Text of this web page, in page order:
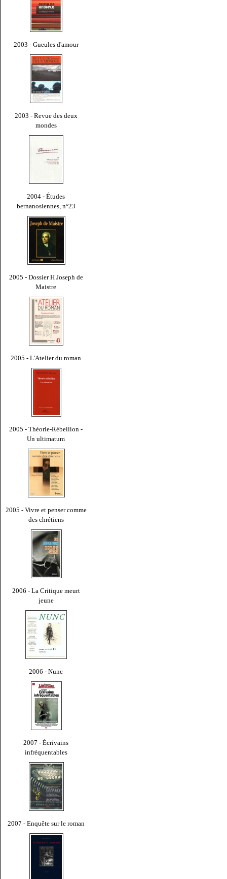
2003 - Gueules d'amour
2003 - Revue des deux
mondes
2004 - Études
bernanosiennes, n°23
2005 - Dossier H Joseph de
Maistre
2005 - L'Atelier du roman
2005 - Théorie-Rébellion -
Un ultimatum
2005 - Vivre et penser comme
des chrétiens
2006 - La Critique meurt
jeune
2006 - Nunc
2007 - Écrivains
infréquentables
2007 - Enquête sur le roman